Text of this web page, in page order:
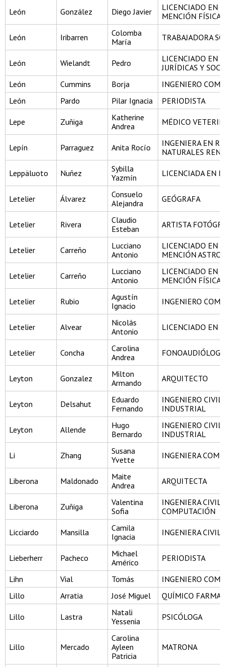
León González Diego Javier
LICENCIADO EN
MENCIÓN FÍSICA
León Iribarren
Colomba
María
TRABAJADORA
León Wielandt Pedro
LICENCIADO EN
JURÍDICAS Y
León
Cummins Borja
INGENIERO
León
Pardo Pilar Ignacia PERIODISTA
Lepe Zuñiga
Katherine
Andrea
MÉDICO
Lepín Parraguez Anita Rocío
INGENIERA EN
NATURALES
Leppäluoto Nuñez
Sybilla
Yazmín
LICENCIADA EN
Letelier Álvarez
Consuelo
Alejandra
GEÓGRAFA
Letelier Rivera
Claudio
Esteban
ARTISTA
Letelier Carreño
Lucciano
Antonio
LICENCIADO EN
MENCIÓN
Letelier Carreño
Lucciano
Antonio
LICENCIADO EN
MENCIÓN FÍSICA
Letelier Rubio
Agustín
Ignacio
INGENIERO
Letelier Alvear
Nicolás
Antonio
LICENCIADO EN
Letelier Concha
Carolina
Andrea
FONOAUDIÓLOGA
Leyton Gonzalez
Milton
Armando
ARQUITECTO
Leyton Delsahut
Eduardo
Fernando
INGENIERO CIVIL
INDUSTRIAL
Leyton Allende
Hugo
Bernardo
INGENIERO CIVIL
INDUSTRIAL
Li Zhang
Susana
Yvette
INGENIERA
Liberona Maldonado
Maite
Andrea
ARQUITECTA
Liberona Zuñiga
Valentina
Sofia
INGENIERA CIVIL
COMPUTACIÓN
Licciardo Mansilla
Camila
Ignacia
INGENIERA CIVIL
Lieberherr Pacheco
Michael
Américo
PERIODISTA
Lihn Vial Tomás
INGENIERO
Lillo
Arratia José Miguel QUÍMICO
Lillo Lastra
Natali
Yessenia
PSICÓLOGA
Lillo Mercado
Carolina
Ayleen
Patricia
MATRONA